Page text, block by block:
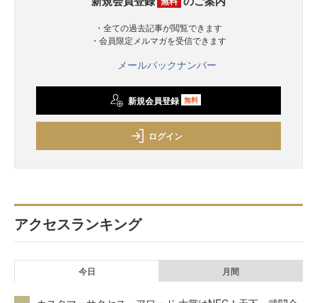
・全ての過去記事が閲覧できます
・会員限定メルマガを受信できます
メールバックナンバー
新規会員登録 無料
ログイン
アクセスランキング
今日 月間